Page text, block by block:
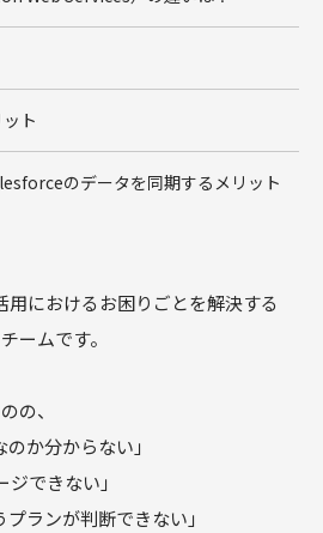
ト
のデータを同期するメリット
におけるお困りごとを解決する
ームです。
の、
か分からない」
ジできない」
ランが判断できない」